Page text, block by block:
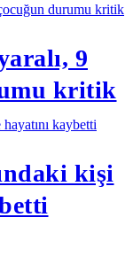
9
kritik
kişi